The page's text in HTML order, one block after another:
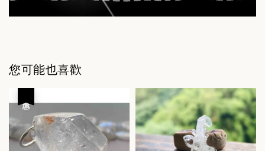
您可能也喜歡